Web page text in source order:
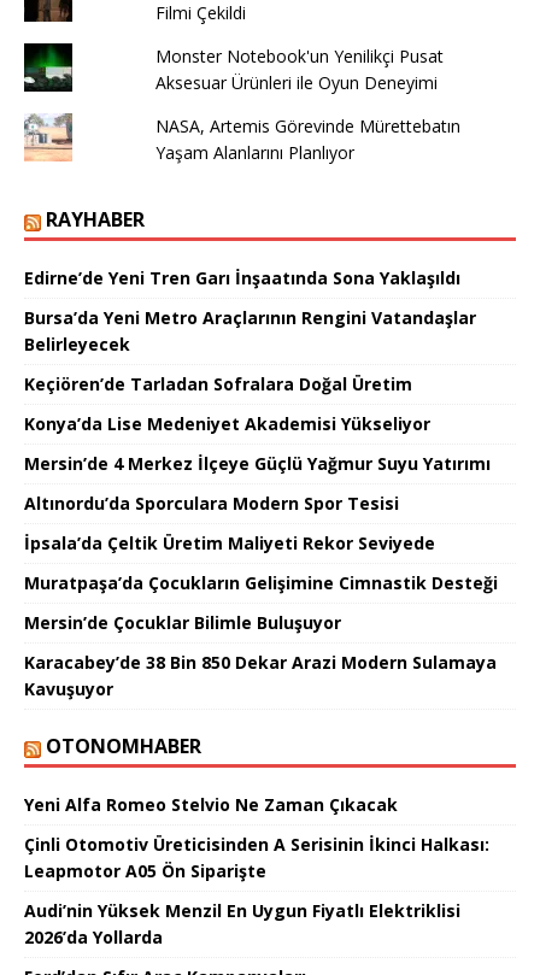
Filmi Çekildi
Monster Notebook'un Yenilikçi Pusat
Aksesuar Ürünleri ile Oyun Deneyimi
NASA, Artemis Görevinde Mürettebatın
Yaşam Alanlarını Planlıyor
RAYHABER
Edirne’de Yeni Tren Garı İnşaatında Sona Yaklaşıldı
Bursa’da Yeni Metro Araçlarının Rengini Vatandaşlar
Belirleyecek
Keçiören’de Tarladan Sofralara Doğal Üretim
Konya’da Lise Medeniyet Akademisi Yükseliyor
Mersin’de 4 Merkez İlçeye Güçlü Yağmur Suyu Yatırımı
Altınordu’da Sporculara Modern Spor Tesisi
İpsala’da Çeltik Üretim Maliyeti Rekor Seviyede
Muratpaşa’da Çocukların Gelişimine Cimnastik Desteği
Mersin’de Çocuklar Bilimle Buluşuyor
Karacabey’de 38 Bin 850 Dekar Arazi Modern Sulamaya
Kavuşuyor
OTONOMHABER
Yeni Alfa Romeo Stelvio Ne Zaman Çıkacak
Çinli Otomotiv Üreticisinden A Serisinin İkinci Halkası:
Leapmotor A05 Ön Siparişte
Audi’nin Yüksek Menzil En Uygun Fiyatlı Elektriklisi
2026’da Yollarda